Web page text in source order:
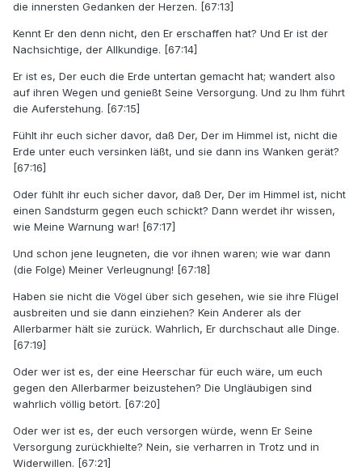
die innersten Gedanken der Herzen. [67:13]
Kennt Er den denn nicht, den Er erschaffen hat? Und Er ist der
Nachsichtige, der Allkundige. [67:14]
Er ist es, Der euch die Erde untertan gemacht hat; wandert also
auf ihren Wegen und genießt Seine Versorgung. Und zu Ihm führt
die Auferstehung. [67:15]
Fühlt ihr euch sicher davor, daß Der, Der im Himmel ist, nicht die
Erde unter euch versinken läßt, und sie dann ins Wanken gerät?
[67:16]
Oder fühlt ihr euch sicher davor, daß Der, Der im Himmel ist, nicht
einen Sandsturm gegen euch schickt? Dann werdet ihr wissen,
wie Meine Warnung war! [67:17]
Und schon jene leugneten, die vor ihnen waren; wie war dann
(die Folge) Meiner Verleugnung! [67:18]
Haben sie nicht die Vögel über sich gesehen, wie sie ihre Flügel
ausbreiten und sie dann einziehen? Kein Anderer als der
Allerbarmer hält sie zurück. Wahrlich, Er durchschaut alle Dinge.
[67:19]
Oder wer ist es, der eine Heerschar für euch wäre, um euch
gegen den Allerbarmer beizustehen? Die Ungläubigen sind
wahrlich völlig betört. [67:20]
Oder wer ist es, der euch versorgen würde, wenn Er Seine
Versorgung zurückhielte? Nein, sie verharren in Trotz und in
Widerwillen. [67:21]